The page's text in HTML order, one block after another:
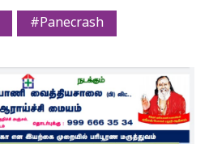
#Panecrash